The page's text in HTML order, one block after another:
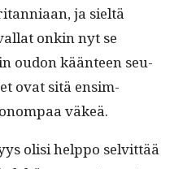
ja sieltä
onkin nyt se
oudon kään­teen seu­
ovat sitä ensim­
väkeä.
olisi help­po selvit­tää